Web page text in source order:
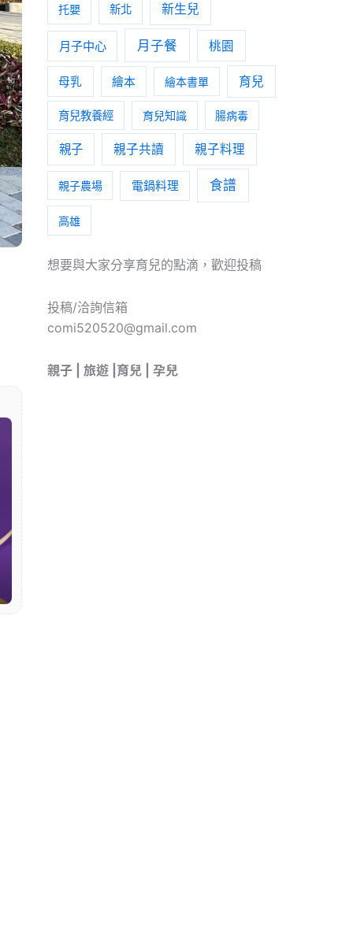
托嬰 新北 新生兒
月子中心 月子餐 桃園
母乳 繪本 繪本書單 育兒
育兒教養經 育兒知識 腸病毒
親子 親子共讀 親子料理
親子農場 電鍋料理 食譜
高雄
想要與大家分享育兒的點滴，歡迎投稿
投稿/洽詢信箱
comi520520@gmail.com
親子 | 旅遊 |育兒 | 孕兒